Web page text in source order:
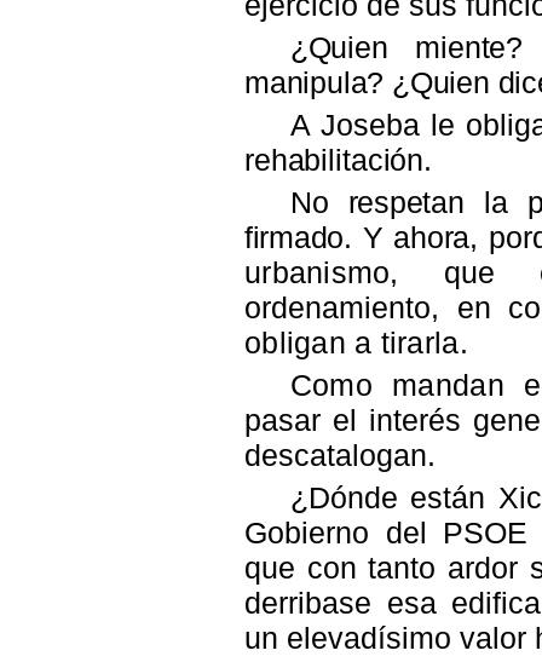
¿Quien
manipula? ¿Quien
A Joseba le
rehabilitación.
No respetan la
firmado. Y ahora,
urbanismo,
ordenamiento, en
obligan a tirarla.
Como mandan
pasar el interés
descatalogan.
¿Dónde están
Gobierno del
que con tanto ardor
derribase esa
un elevadísimo valor